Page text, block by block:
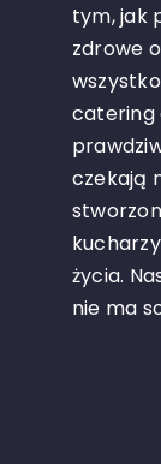
tym, jak
zdrowe
catering
czekają
życia.
nie ma